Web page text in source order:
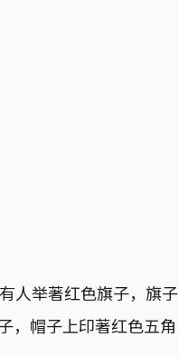
人举著红色旗子，旗子
，帽子上印著红色五角